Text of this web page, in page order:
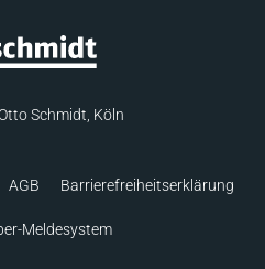
Schmidt, Köln
AGB Barrierefreiheitserklärung
Meldesystem